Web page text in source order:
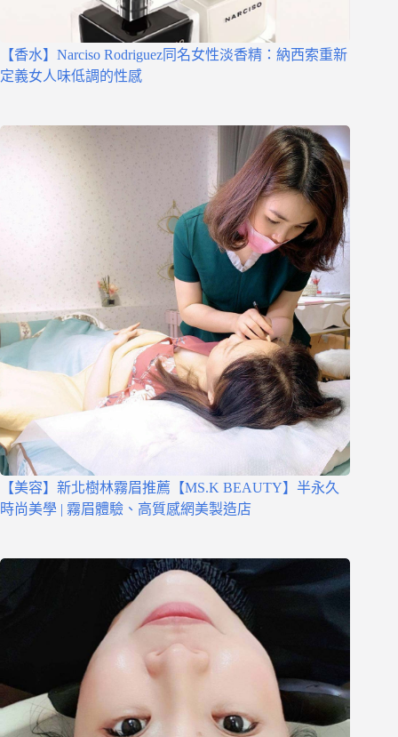
【香水】Narciso Rodriguez同名女性淡香精：納西索重新
定義女人味低調的性感
【美容】新北樹林霧眉推薦【MS.K BEAUTY】半永久
時尚美學 | 霧眉體驗、高質感網美製造店